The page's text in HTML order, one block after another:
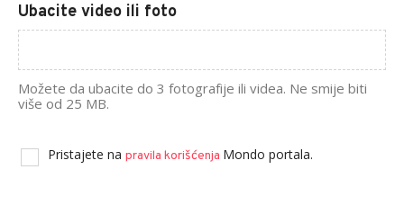
Ubacite video ili foto
Možete da ubacite do 3 fotografije ili videa. Ne smije biti
više od 25 MB.
Pristajete na pravila korišćenja Mondo portala.